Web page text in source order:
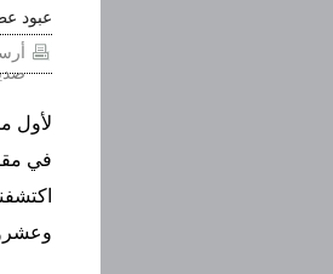
عبود
لأول
في